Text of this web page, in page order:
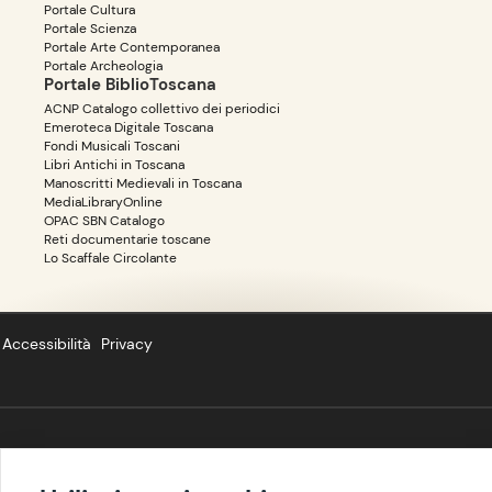
Portale Cultura
Portale Scienza
Portale Arte Contemporanea
Portale Archeologia
Portale BiblioToscana
ACNP Catalogo collettivo dei periodici
Emeroteca Digitale Toscana
Fondi Musicali Toscani
Libri Antichi in Toscana
Manoscritti Medievali in Toscana
MediaLibraryOnline
OPAC SBN Catalogo
Reti documentarie toscane
Lo Scaffale Circolante
Accessibilità Privacy